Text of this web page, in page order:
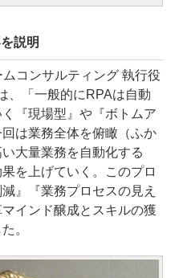
説明
コンサルティング 執行役
、「一般的にRPAは自動
『現場型』や『ボトムア
は業務全体を俯瞰（ふか
大量業務を自動化する
を上げていく。このプロ
』『業務プロセスの見え
インド醸成とスキルの獲
。